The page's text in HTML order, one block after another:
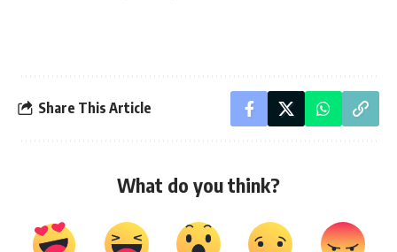
Share This Article
What do you think?